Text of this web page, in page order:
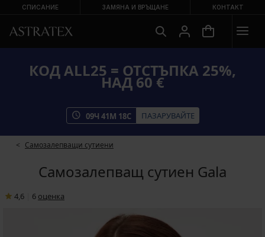
СПИСАНИЕ ЗАМЯНА И ВРЪЩАНЕ КОНТАКТ
КОД ALL25 = ОТСТЪПКА 25%,
НАД 60 €
09Ч 41М 18С ПАЗАРУВАЙТЕ
Самозалепващи сутиени
Самозалепващ сутиен Gala
4,6 6 oценка